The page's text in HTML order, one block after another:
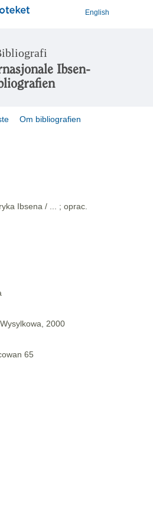
English
Ibsen-
Om bibliografien
Ibsena / ... ; oprac.
2000
65